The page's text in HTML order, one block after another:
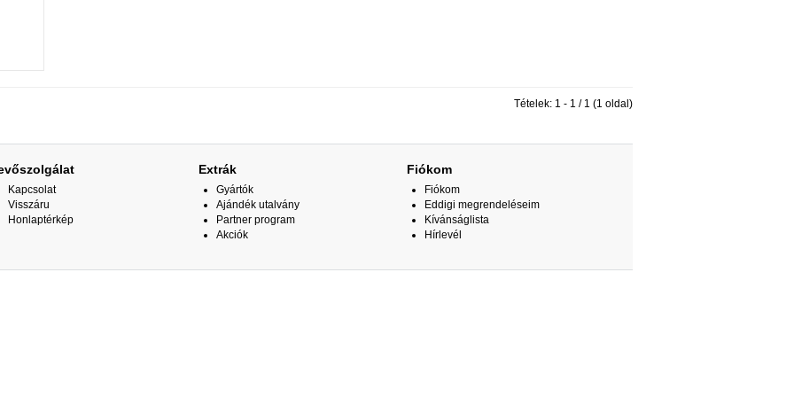
Tételek: 1 - 1 / 1 (1 oldal)
Kapcsolat
Visszáru
Honlaptérkép
Extrák
Gyártók
Ajándék utalvány
Partner program
Akciók
Fiókom
Fiókom
Eddigi megrendeléseim
Kívánságlista
Hírlevél